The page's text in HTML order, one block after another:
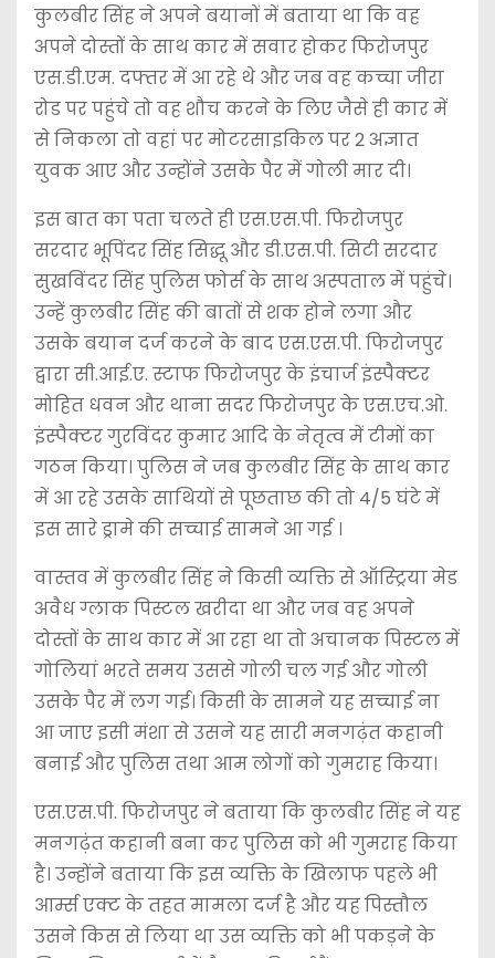
कुलबीर सिंह ने अपने बयानों में बताया था कि वह
अपने दोस्तों के साथ कार में सवार होकर फिरोजपुर
एस.डी.एम. दफ्तर में आ रहे थे और जब वह कच्चा जीरा
रोड पर पहुंचे तो वह शौच करने के लिए जैसे ही कार में
से निकला तो वहां पर मोटरसाइकिल पर 2 अज्ञात
युवक आए और उन्होंने उसके पैर में गोली मार दी।
इस बात का पता चलते ही एस.एस.पी. फिरोजपुर
सरदार भूपिंदर सिंह सिद्धू और डी.एस.पी. सिटी सरदार
सुखविंदर सिंह पुलिस फोर्स के साथ अस्पताल में पहुंचे।
उन्हें कुलबीर सिंह की बातों से शक होने लगा और
उसके बयान दर्ज करने के बाद एस.एस.पी. फिरोजपुर
द्वारा सी.आई.ए. स्टाफ फिरोजपुर के इंचार्ज इंस्पैक्टर
मोहित धवन और थाना सदर फिरोजपुर के एस.एच.ओ.
इंस्पैक्टर गुरविंदर कुमार आदि के नेतृत्व में टीमों का
गठन किया। पुलिस ने जब कुलबीर सिंह के साथ कार
में आ रहे उसके साथियों से पूछताछ की तो 4/5 घंटे में
इस सारे ड्रामे की सच्चाई सामने आ गई ।
वास्तव में कुलबीर सिंह ने किसी व्यक्ति से ऑस्ट्रिया मेड
अवैध ग्लाक पिस्टल खरीदा था और जब वह अपने
दोस्तों के साथ कार में आ रहा था तो अचानक पिस्टल में
गोलियां भरते समय उससे गोली चल गई और गोली
उसके पैर में लग गई। किसी के सामने यह सच्चाई ना
आ जाए इसी मंशा से उसने यह सारी मनगढ़ंत कहानी
बनाई और पुलिस तथा आम लोगों को गुमराह किया।
एस.एस.पी. फिरोजपुर ने बताया कि कुलबीर सिंह ने यह
मनगढ़ंत कहानी बना कर पुलिस को भी गुमराह किया
है। उन्होंने बताया कि इस व्यक्ति के खिलाफ पहले भी
आर्म्स एक्ट के तहत मामला दर्ज है और यह पिस्तौल
उसने किस से लिया था उस व्यक्ति को भी पकड़ने के